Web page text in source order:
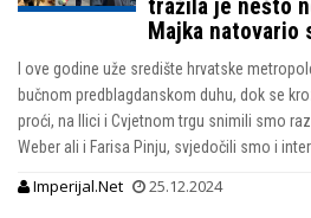
tražila je nešto
Majka natovario
I ove godine uže središte hrvatske
bučnom predblagdanskom duhu, dok se
proći, na Ilici i Cvjetnom trgu snimili smo
Weber ali i Farisa Pinju, svjedočili smo i
Imperijal.Net 25.12.2024